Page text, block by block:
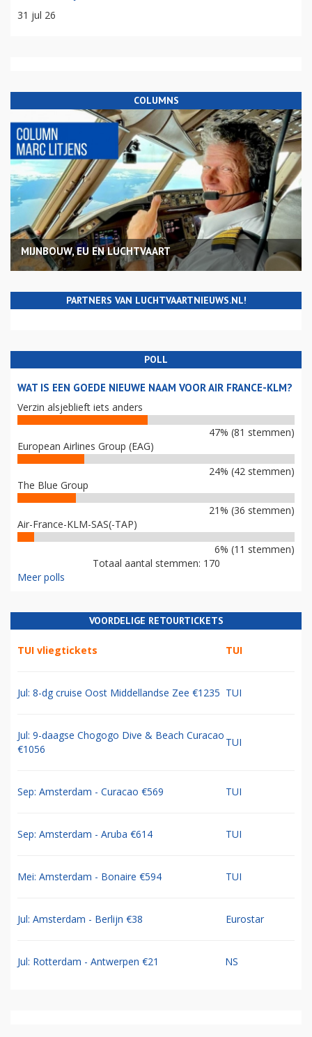
31 jul 26
COLUMNS
MIJNBOUW, EU EN LUCHTVAART
PARTNERS VAN LUCHTVAARTNIEUWS.NL!
POLL
WAT IS EEN GOEDE NIEUWE NAAM VOOR AIR FRANCE-KLM?
Verzin alsjeblieft iets anders
47% (81 stemmen)
European Airlines Group (EAG)
24% (42 stemmen)
The Blue Group
21% (36 stemmen)
Air-France-KLM-SAS(-TAP)
6% (11 stemmen)
Totaal aantal stemmen: 170
Meer polls
VOORDELIGE RETOURTICKETS
TUI vliegtickets TUI
Jul: 8-dg cruise Oost Middellandse Zee €1235 TUI
Jul: 9-daagse Chogogo Dive & Beach Curacao
€1056
TUI
Sep: Amsterdam - Curacao €569 TUI
Sep: Amsterdam - Aruba €614 TUI
Mei: Amsterdam - Bonaire €594 TUI
Jul: Amsterdam - Berlijn €38 Eurostar
Jul: Rotterdam - Antwerpen €21 NS